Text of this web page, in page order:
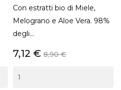
Con estratti bio di Miele,
Melograno e Aloe Vera. 98%
degli...
7,12 € 8,90 €